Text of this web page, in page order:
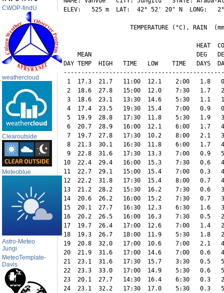
CWOP-findU
weathercloud
Clearoutside
Meteoblue
Astro-Meteo
Jungi
MeteoTemplate-
Davis
ELEV:   525 m  LAT:  42° 52' 20" N  LONG:
TEMPERATURE (°C), RAIN
HEAT
MEAN                              DEG
DAY TEMP  HIGH   TIME   LOW    TIME   DAYS
1  17.3  21.7   11:00  12.1    2:00   1.8
2  18.6  27.8   15:00  12.0    7:30   1.7
3  18.6  23.1   13:30  14.6    5:30   1.1
4  17.4  23.5   19:30  15.4    7:00   0.9
5  19.9  28.8   17:30  11.8    5:30   1.9
6  20.7  28.9   16:00  12.1    6:00   1.7
7  19.7  27.8   17:30  10.2    8:00   2.1
8  21.3  30.1   16:30  11.8    6:00   1.7
9  22.8  31.6   17:30  13.3    7:00   0.9
10  22.4  29.4   16:00  15.3    7:30   0.6
11  22.7  29.1   15:00  15.4    7:00   0.3
12  22.2  31.8   17:30  15.4    8:00   0.7
13  21.2  28.2   15:30  16.2    7:30   0.6
14  20.6  26.2   16:00  15.2    7:30   0.7
15  20.1  27.7   16:30  12.3    6:30   1.6
16  20.2  26.5   16:00  16.3    7:30   0.5
17  19.7  26.4   17:00  12.6    7:00   1.4
18  19.3  26.7   18:00  11.9    5:30   1.8
19  20.8  32.0   17:00  10.6    7:00   2.1
20  21.9  31.6   17:00  14.6    7:00   0.6
21  23.1  31.6   17:30  15.7    3:30   0.5
22  23.3  33.0   17:00  14.9    5:30   0.6
23  20.1  27.7   14:30  16.4    6:30   0.3
24  23.1  32.2   17:30  17.0    5:30   0.3